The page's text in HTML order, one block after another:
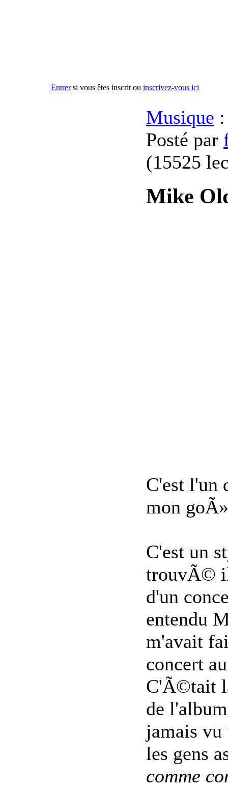
Entrersi vous êtes inscrit ou inscrivez-vous ici
Musique
Posté par
(15525
Mike
C'est l'un
mon
C'est un
trouvÃ©
d'un
entendu
m'avait
concert
C'Ã©tait
de
jamais vu
les gens
comme